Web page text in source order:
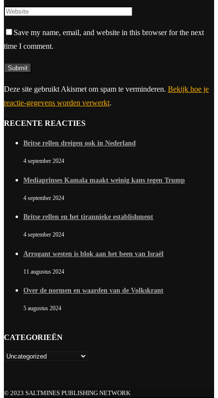
Save my name, email, and website in this browser for the next
time I comment.
Deze site gebruikt Akismet om spam te verminderen. Bekijk hoe je
reactie-gegevens worden verwerkt.
RECENTE REACTIES
Britse rellen dreigen ook in Nederland
4 september 2024
Mediaprinses Kamala maakt weinig kans tegen Trump
4 september 2024
Britse rellen en het tirannieke establishment
4 september 2024
Arrogant westen is blok aan het been van Israël
11 augustus 2024
Over de normen en waarden van de Volkskrant
5 augustus 2024
CATEGORIEËN
© 2023 SALTMINES PUBLISHING NETWORK